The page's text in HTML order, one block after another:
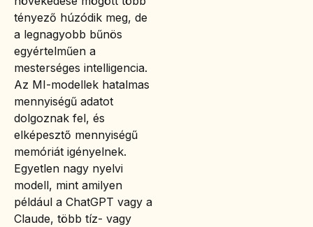
tényező húzódik meg, de
a legnagyobb bűnös
egyértelműen a
mesterséges intelligencia.
Az MI-modellek hatalmas
mennyiségű adatot
dolgoznak fel, és
elképesztő mennyiségű
memóriát igényelnek.
Egyetlen nagy nyelvi
modell, mint amilyen
például a ChatGPT vagy a
Claude, több tíz- vagy